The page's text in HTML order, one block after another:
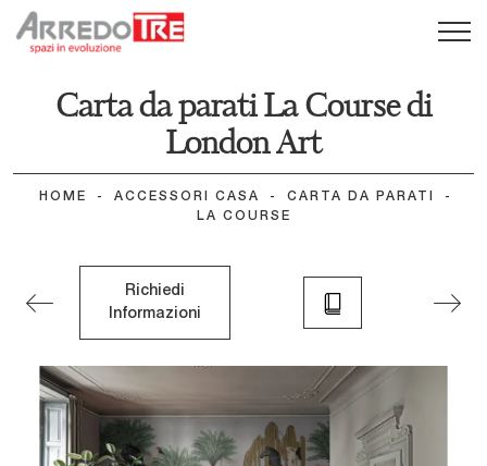
Carta da parati La Course di
London Art
HOME - ACCESSORI CASA - CARTA DA PARATI
-
LA COURSE
Richiedi
Informazioni